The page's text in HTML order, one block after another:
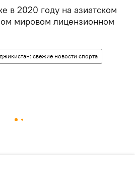
в 2020 году на азиатском
мировом лицензионном
свежие новости спорта